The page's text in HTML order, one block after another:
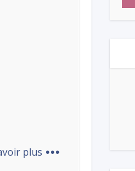
plus ...